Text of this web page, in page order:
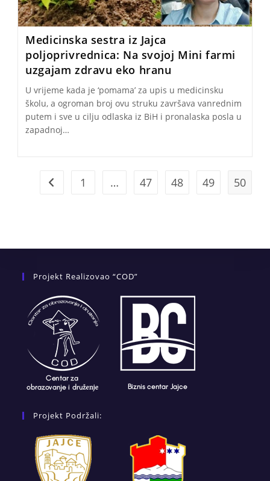
Medicinska sestra iz Jajca
poljoprivrednica: Na svojoj Mini farmi
uzgajam zdravu eko hranu
U vrijeme kada je ‘pomama’ za upis u medicinsku
školu, a ogroman broj ovu struku završava vanrednim
putem i sve u cilju odlaska iz BiH i pronalaska posla u
zapadnoj…
Go to the previous page
1 … 47 48 49 50
Projekt Realizovao “COD”
Projekt Podržali: